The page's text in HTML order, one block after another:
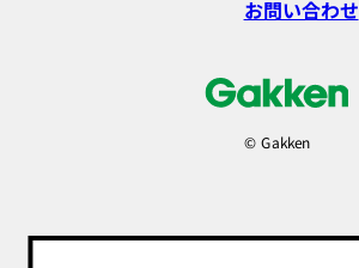
お問い合わせ
© Gakken